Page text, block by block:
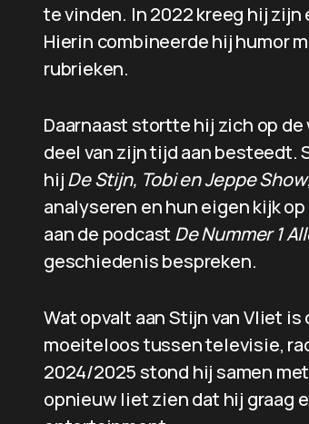
te vinden. In 2022 kreeg hij zijn
Hierin combineerde hij humor
rubrieken.
Daarnaast stortte hij zich op
deel van zijn tijd aan besteedt.
hijDe Stijn, Tobi en Jeppe Show
analyseren en hun eigen kijk
aan de podcast De Nummer 1
geschiedenis bespreken.
Wat opvalt aan Stijn van Vliet
moeiteloos tussen televisie,
2024/2025 stond hij samen
opnieuw liet zien dat hij graag